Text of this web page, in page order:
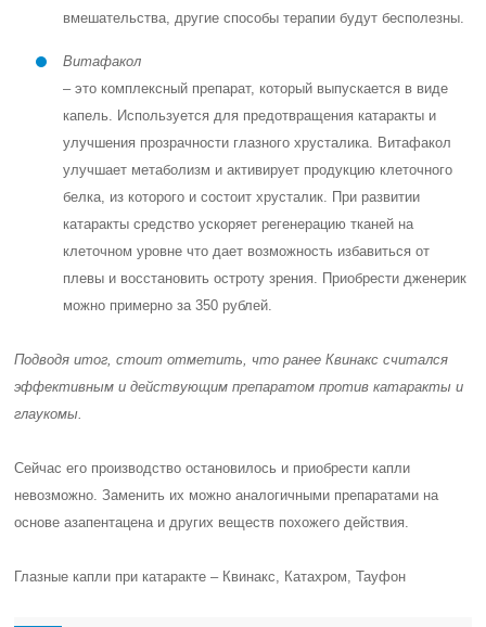
вмешательства, другие способы терапии будут бесполезны.
Витафакол
– это комплексный препарат, который выпускается в виде
капель. Используется для предотвращения катаракты и
улучшения прозрачности глазного хрусталика. Витафакол
улучшает метаболизм и активирует продукцию клеточного
белка, из которого и состоит хрусталик. При развитии
катаракты средство ускоряет регенерацию тканей на
клеточном уровне что дает возможность избавиться от
плевы и восстановить остроту зрения. Приобрести дженерик
можно примерно за 350 рублей.
Подводя итог, стоит отметить, что ранее Квинакс считался
эффективным и действующим препаратом против катаракты и
глаукомы.
Сейчас его производство остановилось и приобрести капли
невозможно. Заменить их можно аналогичными препаратами на
основе азапентацена и других веществ похожего действия.
Глазные капли при катаракте – Квинакс, Катахром, Тауфон